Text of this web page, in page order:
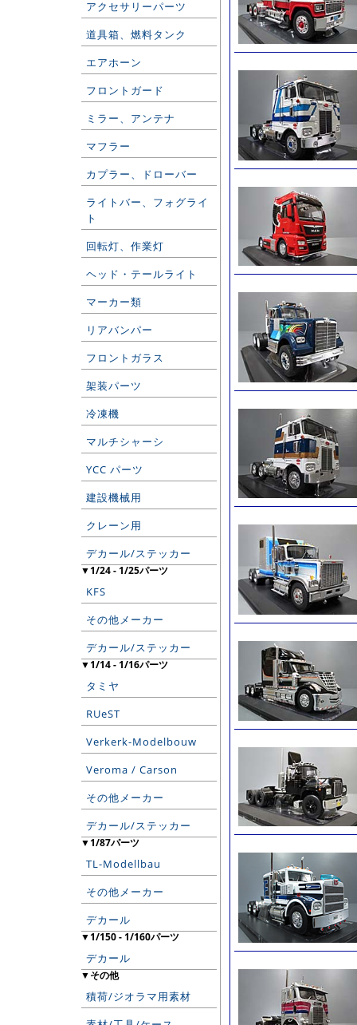
アクセサリーパーツ
道具箱、燃料タンク
エアホーン
フロントガード
ミラー、アンテナ
マフラー
カプラー、ドローバー
ライトバー、フォグライ
ト
回転灯、作業灯
ヘッド・テールライト
マーカー類
リアバンパー
フロントガラス
架装パーツ
冷凍機
マルチシャーシ
YCC パーツ
建設機械用
クレーン用
デカール/ステッカー
▼1/24 - 1/25パーツ
KFS
その他メーカー
デカール/ステッカー
▼1/14 - 1/16パーツ
タミヤ
RUeST
Verkerk-Modelbouw
Veroma / Carson
その他メーカー
デカール/ステッカー
▼1/87パーツ
TL-Modellbau
その他メーカー
デカール
▼1/150 - 1/160パーツ
デカール
▼その他
積荷/ジオラマ用素材